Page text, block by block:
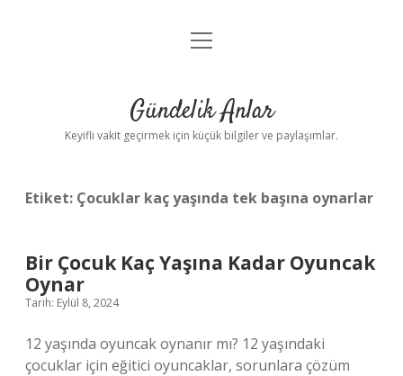
Anasayfa
Yasal Uyarı
menüyü
Gündelik Anlar
Keyifli vakit geçirmek için küçük bilgiler ve paylaşımlar.
Etiket: Çocuklar kaç yaşında tek başına oynarlar
Bir Çocuk Kaç Yaşına Kadar Oyuncak
Oynar
Tarih: Eylül 8, 2024
12 yaşında oyuncak oynanır mı? 12 yaşındaki
çocuklar için eğitici oyuncaklar, sorunlara çözüm